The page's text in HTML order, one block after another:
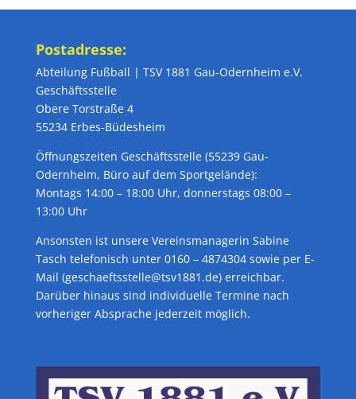
Postadresse:
Abteilung Fußball | TSV 1881 Gau-Odernheim e.V.
Geschäftsstelle
Obere Torstraße 4
55234 Erbes-Büdesheim
Öffnungszeiten Geschäftsstelle (55239 Gau-
Odernheim, Büro auf dem Sportgelände):
Montags 14:00 – 18:00 Uhr, donnerstags 08:00 –
13:00 Uhr
Ansonsten ist unsere Vereinsmanagerin Sabine
Tasch telefonisch unter 0160 – 4874304 sowie per E-
Mail (geschaeftsstelle@tsv1881.de) erreichbar.
Darüber hinaus sind individuelle Termine nach
vorheriger Absprache jederzeit möglich.